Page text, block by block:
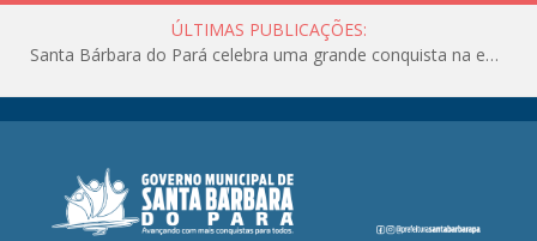
ÚLTIMAS PUBLICAÇÕES:
Santa Bárbara do Pará celebra uma grande conquista na educação!